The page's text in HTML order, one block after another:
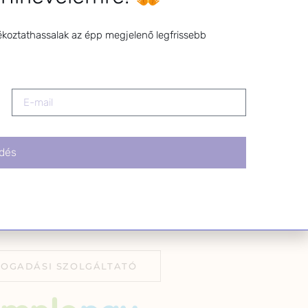
SZOLGÁLTATÓ
az épp megjelenő legfrissebb